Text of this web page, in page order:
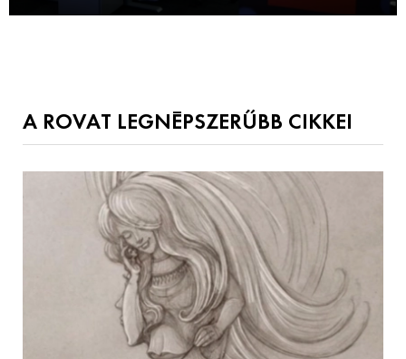
A ROVAT LEGNÉPSZERŰBB CIKKEI